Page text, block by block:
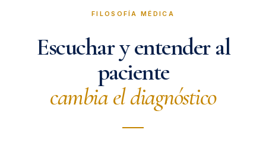
FILOSOFÍA MÉDICA
Escuchar y entender al
paciente
cambia el diagnóstico